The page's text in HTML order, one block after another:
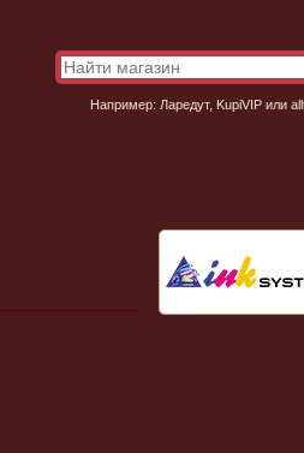
Например: Ларедут, KupiVIPили